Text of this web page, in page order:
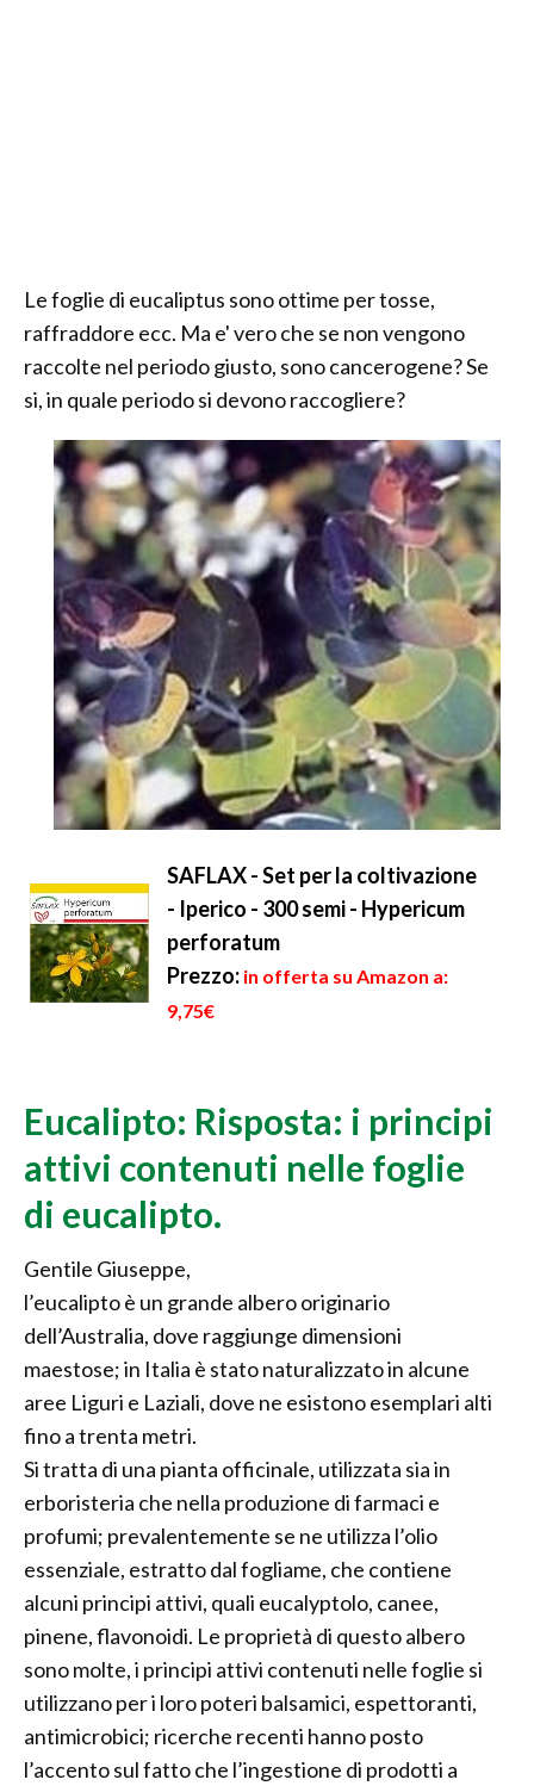
Le foglie di eucaliptus sono ottime per tosse,
raffraddore ecc. Ma e' vero che se non vengono
raccolte nel periodo giusto, sono cancerogene? Se
si, in quale periodo si devono raccogliere?
SAFLAX - Set per la coltivazione
- Iperico - 300 semi - Hypericum
perforatum
Prezzo: in offerta su Amazon a:
9,75€
Eucalipto: Risposta: i principi
attivi contenuti nelle foglie
di eucalipto.
Gentile Giuseppe,
l’eucalipto è un grande albero originario
dell’Australia, dove raggiunge dimensioni
maestose; in Italia è stato naturalizzato in alcune
aree Liguri e Laziali, dove ne esistono esemplari alti
fino a trenta metri.
Si tratta di una pianta officinale, utilizzata sia in
erboristeria che nella produzione di farmaci e
profumi; prevalentemente se ne utilizza l’olio
essenziale, estratto dal fogliame, che contiene
alcuni principi attivi, quali eucalyptolo, canee,
pinene, flavonoidi. Le proprietà di questo albero
sono molte, i principi attivi contenuti nelle foglie si
utilizzano per i loro poteri balsamici, espettoranti,
antimicrobici; ricerche recenti hanno posto
l’accento sul fatto che l’ingestione di prodotti a